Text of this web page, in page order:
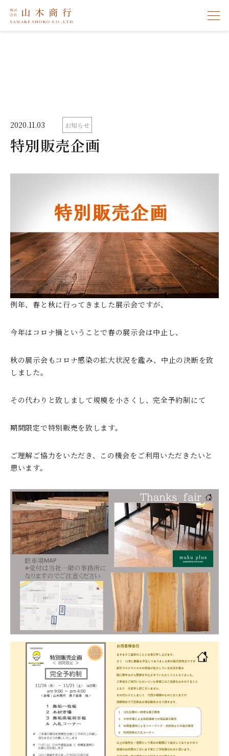
メ
2020.11.03 お知らせ
特別販売企画
例年、春と秋に行ってきました展示会ですが、
今年はコロナ禍ということで春の展示会は中止し、
秋の展示会もコロナ感染の拡大状況を鑑み、中止の決断を致
しました。
その代わりと致しまして規模を小さくし、完全予約制にて
期間限定で特別販売を致します。
ご理解ご協力をいただき、この機会をご利用いただきたいと
思います。